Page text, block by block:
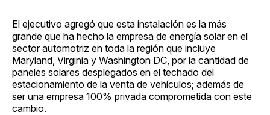
El ejecutivo agregó que esta instalación es la más
grande que ha hecho la empresa de energía solar en el
sector automotriz en toda la región que incluye
Maryland, Virginia y Washington DC, por la cantidad de
paneles solares desplegados en el techado del
estacionamiento de la venta de vehículos; además de
ser una empresa 100% privada comprometida con este
cambio.